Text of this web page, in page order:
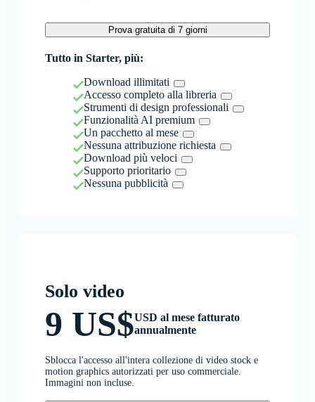
Prova gratuita di 7 giorni
Tutto in Starter, più:
Download illimitati
Accesso completo alla libreria
Strumenti di design professionali
Funzionalità AI premium
Un pacchetto al mese
Nessuna attribuzione richiesta
Download più veloci
Supporto prioritario
Nessuna pubblicità
Solo video
9 US$USD al mese fatturato
annualmente
Sblocca l'accesso all'intera collezione di video stock e
motion graphics autorizzati per uso commerciale.
Immagini non incluse.